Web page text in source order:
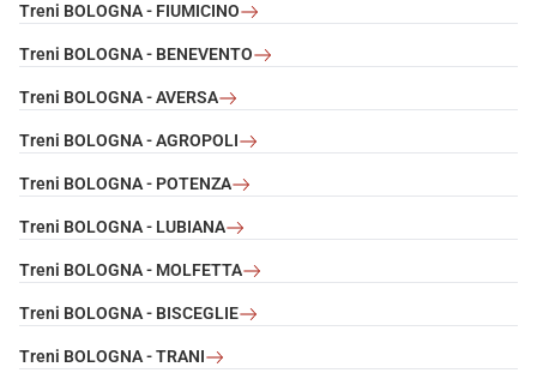
Treni BOLOGNA - FIUMICINO
Treni BOLOGNA - BENEVENTO
Treni BOLOGNA - AVERSA
Treni BOLOGNA - AGROPOLI
Treni BOLOGNA - POTENZA
Treni BOLOGNA - LUBIANA
Treni BOLOGNA - MOLFETTA
Treni BOLOGNA - BISCEGLIE
Treni BOLOGNA - TRANI